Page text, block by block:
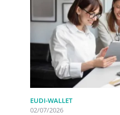
EUDI-WALLET
02/07/2026